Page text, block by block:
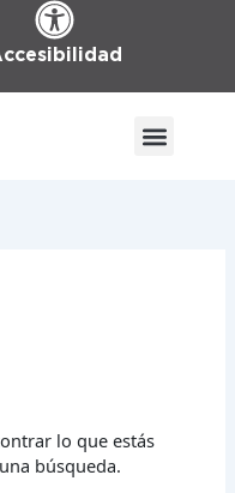
lo que estás
búsqueda.